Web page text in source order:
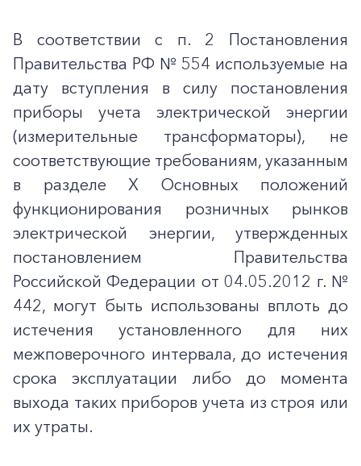
В соответствии с п. 2 Постановления
Правительства РФ № 554 используемые на
дату вступления в силу постановления
приборы учета электрической энергии
(измерительные трансформаторы), не
соответствующие требованиям, указанным
в разделе X Основных положений
функционирования розничных рынков
электрической энергии, утвержденных
постановлением Правительства
Российской Федерации от 04.05.2012 г. №
442, могут быть использованы вплоть до
истечения установленного для них
межповерочного интервала, до истечения
срока эксплуатации либо до момента
выхода таких приборов учета из строя или
их утраты.